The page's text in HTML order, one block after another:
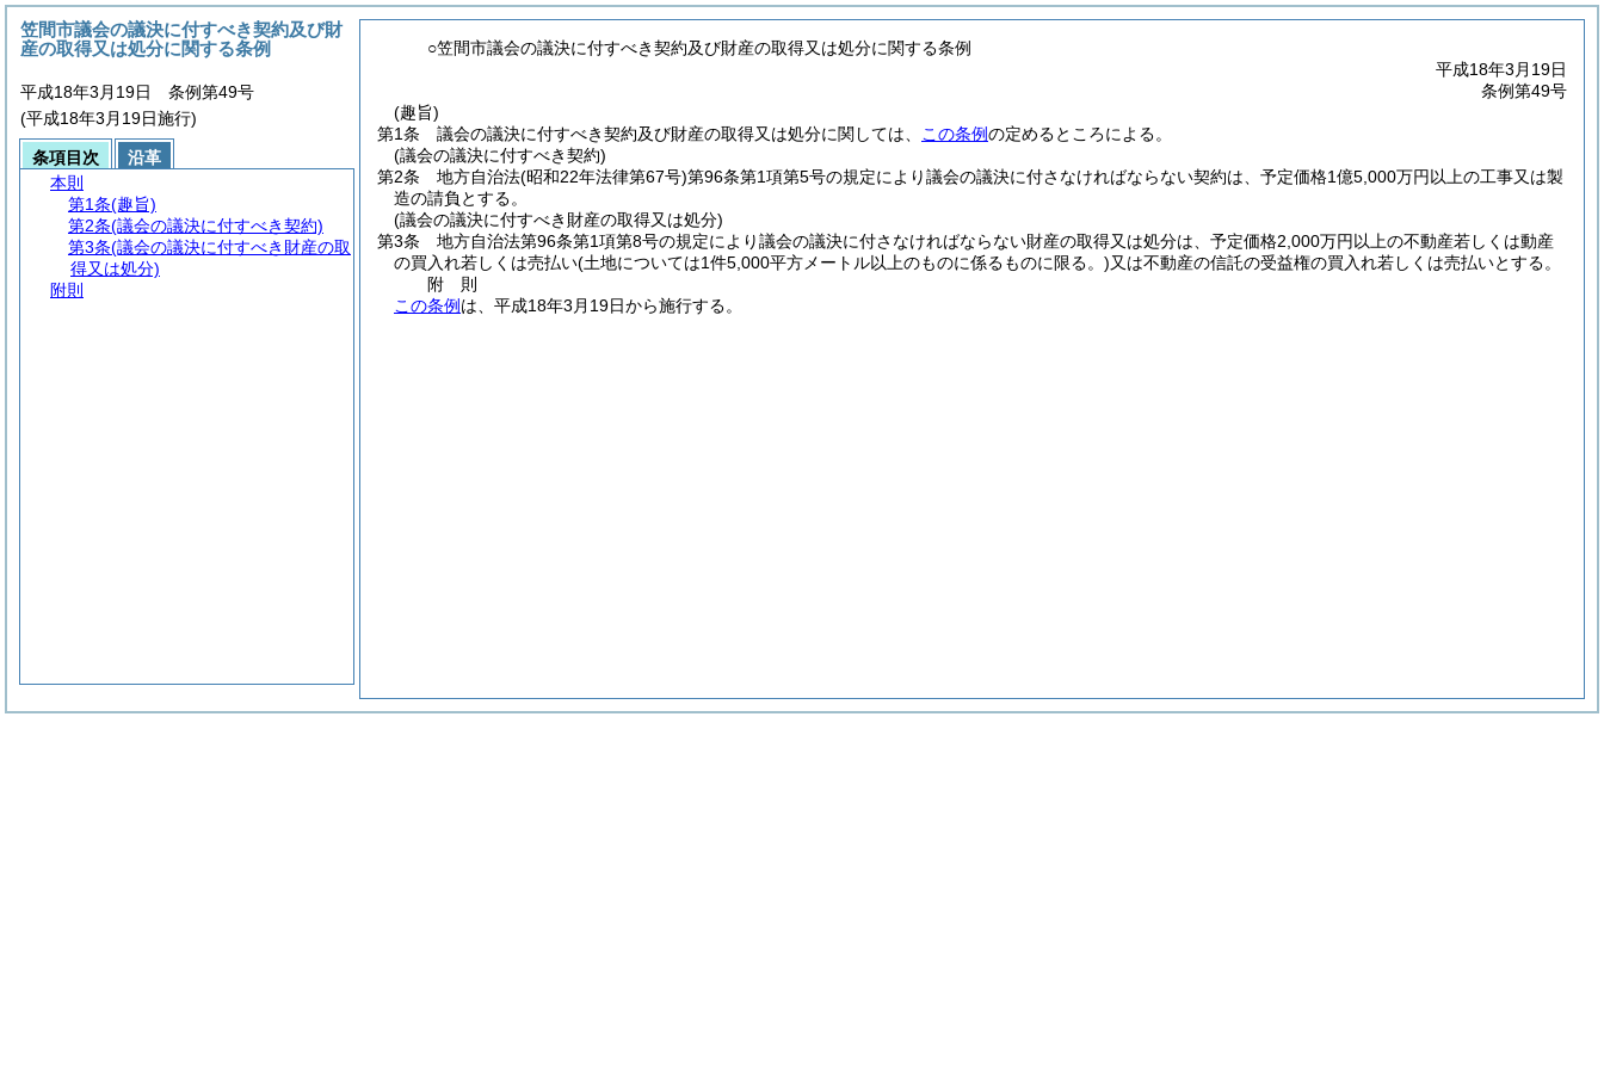
○笠間市議会の議決に付すべき契約及び財産の取得又は処分に関する条例
平成18年3月19日
条例第49号
(趣旨)
第1条
議会の議決に付すべき契約及び財産の取得又は処分に関しては、 この条例の定めるところによる。
(議会の議決に付すべき契約)
第2条
地方自治法(昭和22年法律第67号)第96条第1項第5号の規定により議会の議決に付さなければならない契約は、予定価格1億5,000万円以上の工事又は製
造の請負とする。
(議会の議決に付すべき財産の取得又は処分)
第3条
地方自治法第96条第1項第8号の規定により議会の議決に付さなければならない財産の取得又は処分は、予定価格2,000万円以上の不動産若しくは動産
の買入れ若しくは売払い(土地については1件5,000平方メートル以上のものに係るものに限る。)又は不動産の信託の受益権の買入れ若しくは売払いとする。
附 則
この条例 は、平成18年3月19日から施行する。
笠間市議会の議決に付すべき契約及び財
産の取得又は処分に関する条例
平成18年3月19日 条例第49号
(平成18年3月19日施行)
条項目次
沿革
本則
第1条(趣旨)
第2条(議会の議決に付すべき契約)
第3条(議会の議決に付すべき財産の取
得又は処分)
附則